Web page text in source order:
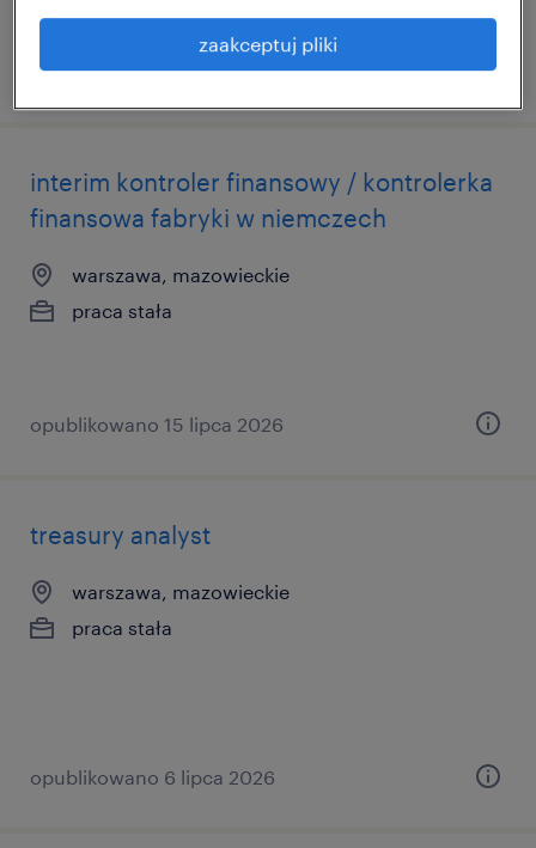
opublikowano 20 lipca 2026
interim kontroler finansowy / kontrolerka
finansowa fabryki w niemczech
warszawa, mazowieckie
praca stała
opublikowano 15 lipca 2026
treasury analyst
warszawa, mazowieckie
praca stała
opublikowano 6 lipca 2026
zaakceptuj pliki